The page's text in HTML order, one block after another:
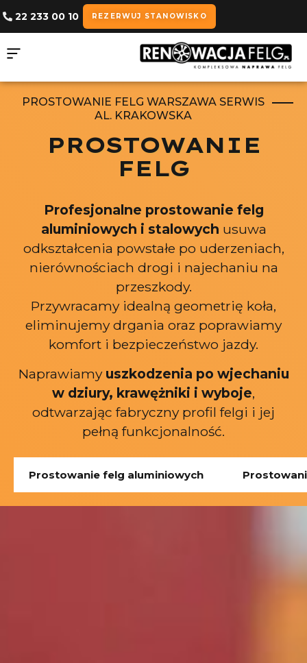
22 233 00 10 REZERWUJ STANOWISKO
PROSTOWANIE FELG WARSZAWA SERWIS
AL. KRAKOWSKA
PROSTOWANIE
FELG
Profesjonalne prostowanie felg
aluminiowych i stalowych usuwa
odkształcenia powstałe po uderzeniach,
nierównościach drogi i najechaniu na
przeszkody.
Przywracamy idealną geometrię koła,
eliminujemy drgania oraz poprawiamy
komfort i bezpieczeństwo jazdy.
Naprawiamy uszkodzenia po wjechaniu
w dziury, krawężniki i wyboje,
odtwarzając fabryczny profil felgi i jej
pełną funkcjonalność.
Prostowanie felg aluminiowych